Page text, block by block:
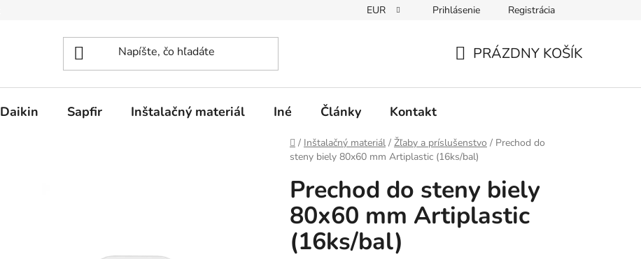
EUR Prihlásenie Registrácia
PRÁZDNY KOŠÍK
Daikin Sapfir Inštalačný materiál Iné Články Kontakt
Domov
/ Inštalačný materiál / Žľaby a príslušenstvo / Prechod do
steny biely 80x60 mm Artiplastic (16ks/bal)
Prechod do steny biely
80x60 mm Artiplastic
(16ks/bal)